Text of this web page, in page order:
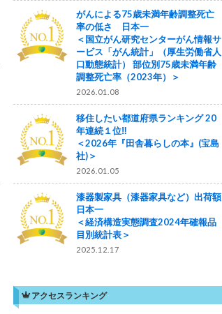
がんによる75歳未満年齢調整死亡
率の低さ 日本一
＜国立がん研究センターがん情報サ
ービス「がん統計」（厚生労働省人
口動態統計） 部位別75歳未満年齢
調整死亡率（2023年）＞
2026.01.08
移住したい都道府県ランキング 20
年連続１位‼
＜2026年『田舎暮らしの本』(宝島
社)＞
2026.01.05
漆器製家具（漆器家具など）出荷額
日本一
＜経済構造実態調査2024年確報品
目別統計表＞
2025.12.17
アクセスランキング